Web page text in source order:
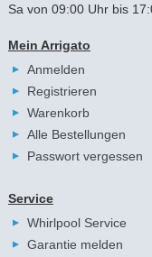
Sa von 09:00 Uhr bis
Mein Arrigato
Anmelden
Registrieren
Warenkorb
Alle Bestellungen
Passwort vergessen
Service
Whirlpool Service
Garantie melden